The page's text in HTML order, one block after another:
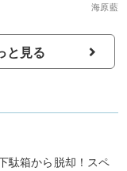
海原藍
と見る
駄箱から脱却！スペ